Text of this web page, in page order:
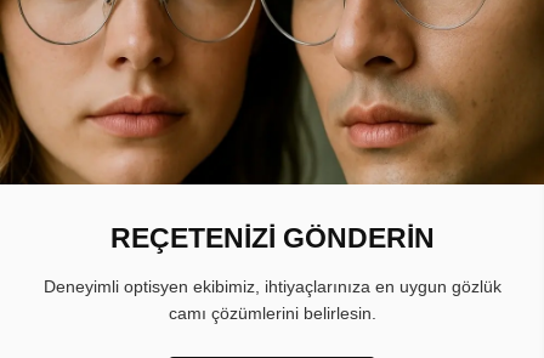
REÇETENİZİ GÖNDERİN
Deneyimli optisyen ekibimiz, ihtiyaçlarınıza en uygun gözlük
camı çözümlerini belirlesin.